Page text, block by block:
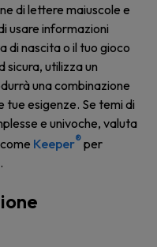
di lettere maiuscole e
usare informazioni
di nascita o il tuo gioco
sicura, utilizza un
una combinazione
tue esigenze. Se temi di
e univoche, valuta
Keeper®per